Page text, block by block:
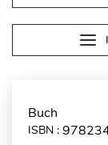
Buch
ISBN :